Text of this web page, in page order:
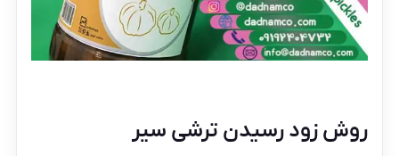
روش زود رسیدن ترشی سیر